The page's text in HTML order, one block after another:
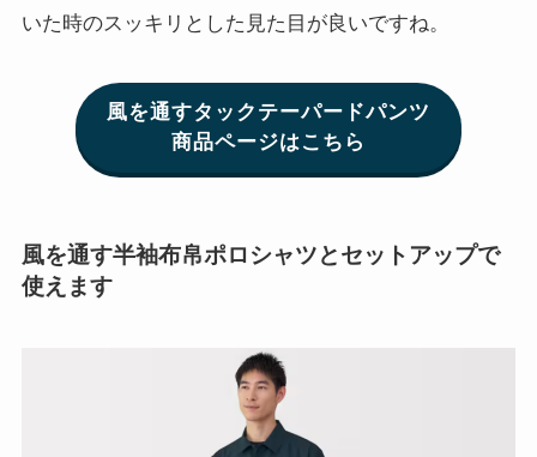
いた時のスッキリとした見た目が良いですね。
風を通すタックテーパードパンツ
商品ページはこちら
風を通す半袖布帛ポロシャツとセットアップで
使えます